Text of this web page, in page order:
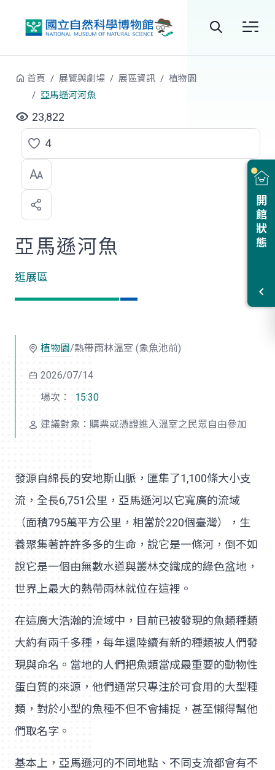
開館狀態
首頁 展覽與劇場 展區資訊
植物園
亞馬遜河河魚
23,822
點
選
喜
歡
4
亞馬遜河魚
逛展區
植物園/熱帶雨林溫室 (象魚池前)
2026/07/14
場次：
15:30
建議對象：購票或憑證進入溫室之民眾自由參加
發源自綿長的安地斯山脈，匯集了1,100條大小支
流，全長6,751公里，亞馬遜河以它寬廣的流域
（面積795萬平方公里，相當於220個臺灣），生
養聚集著許許多多的生命，說它是一條河，倒不如
說它是一個由無數水道與叢林交織成的綠色盆地，
世界上最大的熱帶雨林就位在這裡。
在這廣大浩瀚的流域中，目前已被發現的魚類種類
大約有兩千多種，每年還陸續有新的種類被人們發
現與命名。當地的人們把魚類當成最重要的動物性
蛋白質的來源，他們通常只專注於可食用的大型種
類，對於小型的魚種不但不會捕捉，甚至懶得幫他
們取名字。
基本上，亞馬遜河的不同地點、不同支流都會有不